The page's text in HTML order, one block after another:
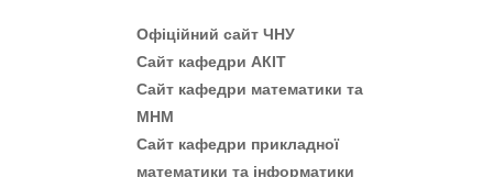
Офіційний сайт ЧНУ
Сайт кафедри АКІТ
Сайт кафедри математики та
МНМ
Сайт кафедри прикладної
математики та інформатики